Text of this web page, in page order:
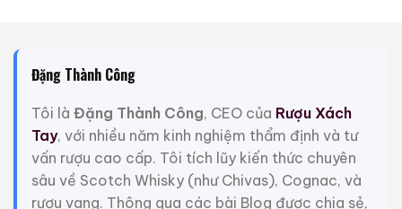
https://www.thewhiskytrader.co.uk/
25-malts-rare-old-japanese-malt-
whisky/
Trong giới sưu tầm whisky cao cấp toàn cầu, cái tên
Đặng Thành Công
Tôi là Đặng Thành Công, CEO của Rượu Xách
Tay, với nhiều năm kinh nghiệm thẩm định và tư
vấn rượu cao cấp. Tôi tích lũy kiến thức chuyên
sâu về Scotch Whisky (như Chivas), Cognac, và
rượu vang. Thông qua các bài Blog được chia sẻ,